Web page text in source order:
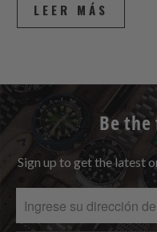
LEER MÁS
Be
Sign up to get the latest